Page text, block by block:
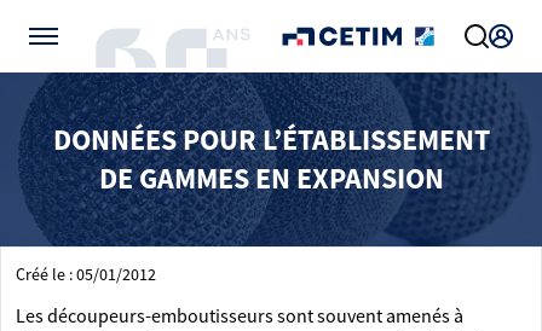
DONNÉES POUR L’ÉTABLISSEMENT
DE GAMMES EN EXPANSION
Créé le : 05/01/2012
Les découpeurs-emboutisseurs sont souvent amenés à